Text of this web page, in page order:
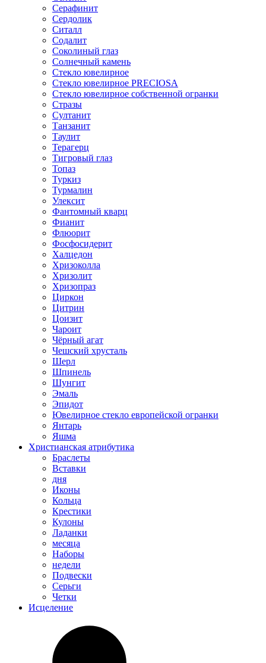
Серафинит
Сердолик
Ситалл
Содалит
Соколиный глаз
Солнечный камень
Стекло ювелирное
Стекло ювелирное PRECIOSA
Стекло ювелирное собственной огранки
Стразы
Султанит
Танзанит
Таулит
Терагерц
Тигровый глаз
Топаз
Туркиз
Турмалин
Улексит
Фантомный кварц
Фианит
Флюорит
Фосфосидерит
Халцедон
Хризоколла
Хризолит
Хризопраз
Циркон
Цитрин
Цоизит
Чароит
Чёрный агат
Чешский хрусталь
Шерл
Шпинель
Шунгит
Эмаль
Эпидот
Ювелирное стекло европейской огранки
Янтарь
Яшма
Христианская атрибутика
Браслеты
Вставки
дня
Иконы
Кольца
Крестики
Кулоны
Ладанки
месяца
Наборы
недели
Подвески
Серьги
Четки
Исцеление